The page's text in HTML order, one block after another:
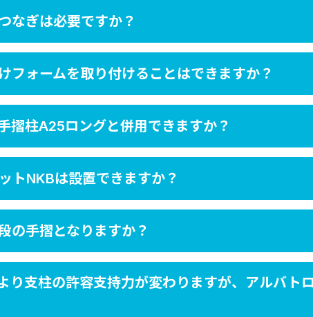
なぎは必要ですか？
フォームを取り付けることはできますか？
摺柱A25ロングと併用できますか？
トNKBは設置できますか？
の手摺となりますか？
り支柱の許容支持力が変わりますが、アルバト